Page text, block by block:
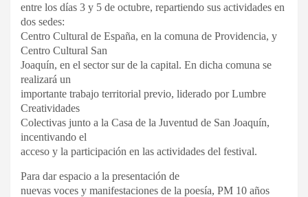
entre los días 3 y 5 de octubre, repartiendo sus actividades en
dos sedes:
Centro Cultural de España, en la comuna de Providencia, y
Centro Cultural San
Joaquín, en el sector sur de la capital. En dicha comuna se
realizará un
importante trabajo territorial previo, liderado por Lumbre
Creatividades
Colectivas junto a la Casa de la Juventud de San Joaquín,
incentivando el
acceso y la participación en las actividades del festival.
Para dar espacio a la presentación de
nuevas voces y manifestaciones de la poesía, PM 10 años